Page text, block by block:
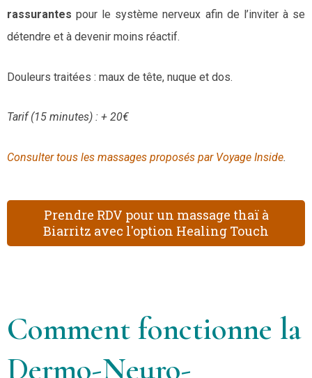
rassurantes pour le système nerveux afin de l’inviter à se
détendre et à devenir moins réactif.
Douleurs traitées : maux de tête, nuque et dos.
Tarif (15 minutes) : + 20€
Consulter tous les massages proposés par Voyage Inside.
Prendre RDV pour un massage thaï à
Biarritz avec l'option Healing Touch
Comment fonctionne la
Dermo-Neuro-